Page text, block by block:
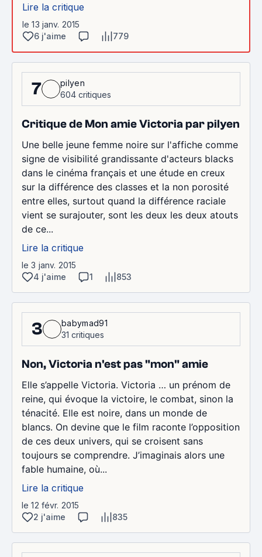
Lire la critique
le 13 janv. 2015
6 j'aime
779
7
pilyen
604 critiques
Critique de Mon amie Victoria par pilyen
Une belle jeune femme noire sur l'affiche comme
signe de visibilité grandissante d'acteurs blacks
dans le cinéma français et une étude en creux
sur la différence des classes et la non porosité
entre elles, surtout quand la différence raciale
vient se surajouter, sont les deux les deux atouts
de ce...
Lire la critique
le 3 janv. 2015
4 j'aime
1 853
3
babymad91
31 critiques
Non, Victoria n'est pas "mon" amie
Elle s’appelle Victoria. Victoria … un prénom de
reine, qui évoque la victoire, le combat, sinon la
ténacité. Elle est noire, dans un monde de
blancs. On devine que le film raconte l’opposition
de ces deux univers, qui se croisent sans
toujours se comprendre. J’imaginais alors une
fable humaine, où...
Lire la critique
le 12 févr. 2015
2 j'aime
835